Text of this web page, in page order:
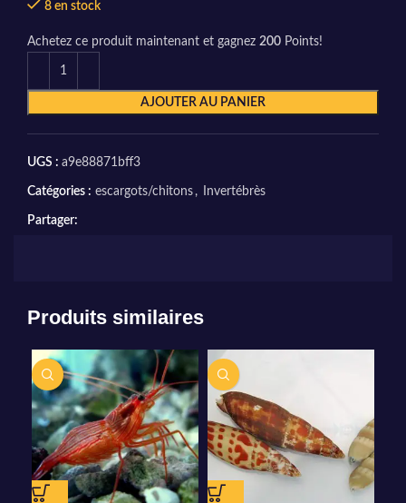
8 en stock
Achetez ce produit maintenant et gagnez 200 Points!
AJOUTER AU PANIER
UGS : a9e88871bff3
Catégories : escargots/chitons , Invertébrès
Partager:
Produits similaires